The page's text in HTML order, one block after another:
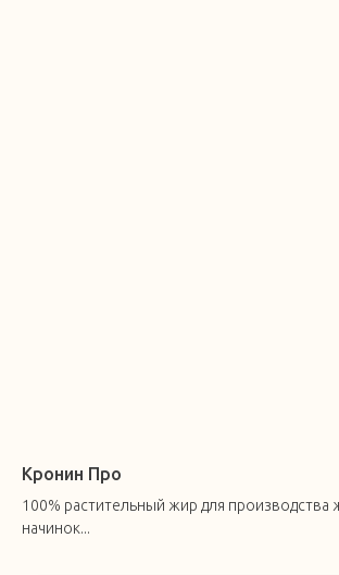
Кронин Про
100% растительный жир для производства
начинок...